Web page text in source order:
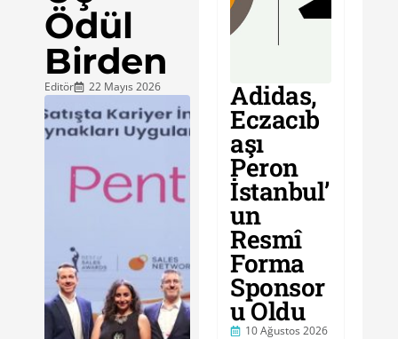
Ödül
Birden
Editör 22 Mayıs 2026 Adidas,
Eczacıb
aşı
Peron
İstanbul’
un
Resmî
Forma
Sponsor
u Oldu
10 Ağustos 2026